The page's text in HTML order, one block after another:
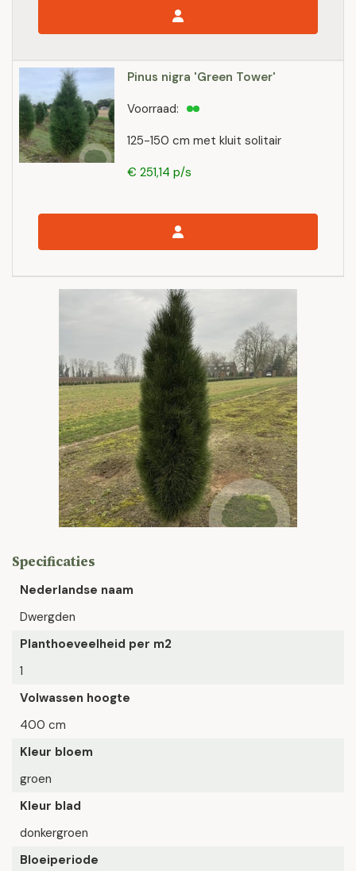
Pinus nigra 'Green Tower'
125-150 cm met kluit solitair
Voorraad:
€ 251,14 p/s
Specificaties
Nederlandse naam
Dwergden
Planthoeveelheid per m2
1
Volwassen hoogte
400 cm
Kleur bloem
groen
Kleur blad
donkergroen
Bloeiperiode